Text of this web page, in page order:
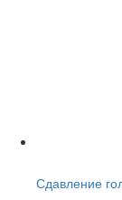
Сдавление